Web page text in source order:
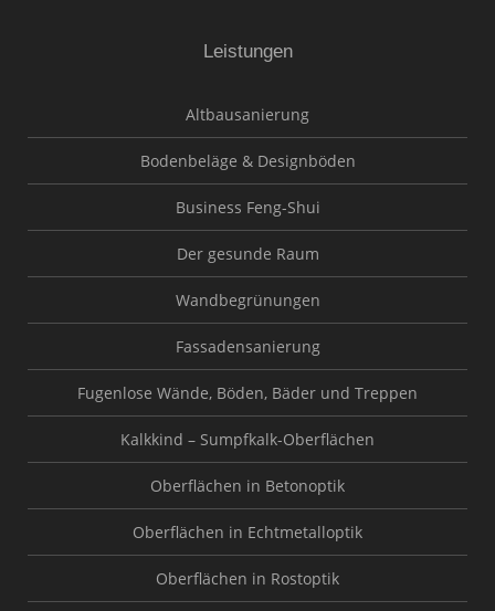
Leistungen
Altbausanierung
Bodenbeläge & Designböden
Business Feng-Shui
Der gesunde Raum
Wandbegrünungen
Fassadensanierung
Fugenlose Wände, Böden, Bäder und Treppen
Kalkkind – Sumpfkalk-Oberflächen
Oberflächen in Betonoptik
Oberflächen in Echtmetalloptik
Oberflächen in Rostoptik